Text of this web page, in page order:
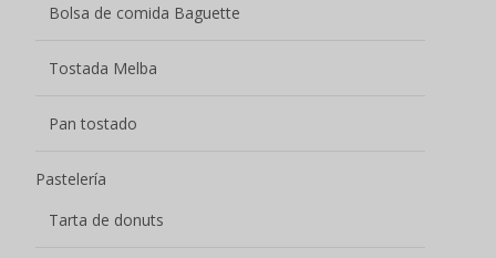
Bolsa de comida Baguette
Tostada Melba
Pan tostado
Pastelería
Tarta de donuts